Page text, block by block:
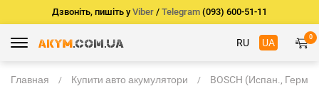
Дзвоніть, пишіть у Viber / Telegram (093) 600-51-11
RU UA 0
Главная Купити авто акумулятори BOSCH (Испан., Герм.)